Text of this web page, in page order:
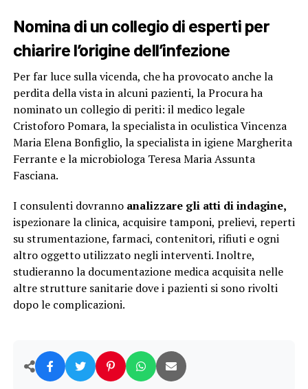
Nomina di un collegio di esperti per
chiarire l’origine dell’infezione
Per far luce sulla vicenda, che ha provocato anche la
perdita della vista in alcuni pazienti, la Procura ha
nominato un collegio di periti: il medico legale
Cristoforo Pomara, la specialista in oculistica Vincenza
Maria Elena Bonfiglio, la specialista in igiene Margherita
Ferrante e la microbiologa Teresa Maria Assunta
Fasciana.
I consulenti dovranno analizzare gli atti di indagine,
ispezionare la clinica, acquisire tamponi, prelievi, reperti
su strumentazione, farmaci, contenitori, rifiuti e ogni
altro oggetto utilizzato negli interventi. Inoltre,
studieranno la documentazione medica acquisita nelle
altre strutture sanitarie dove i pazienti si sono rivolti
dopo le complicazioni.